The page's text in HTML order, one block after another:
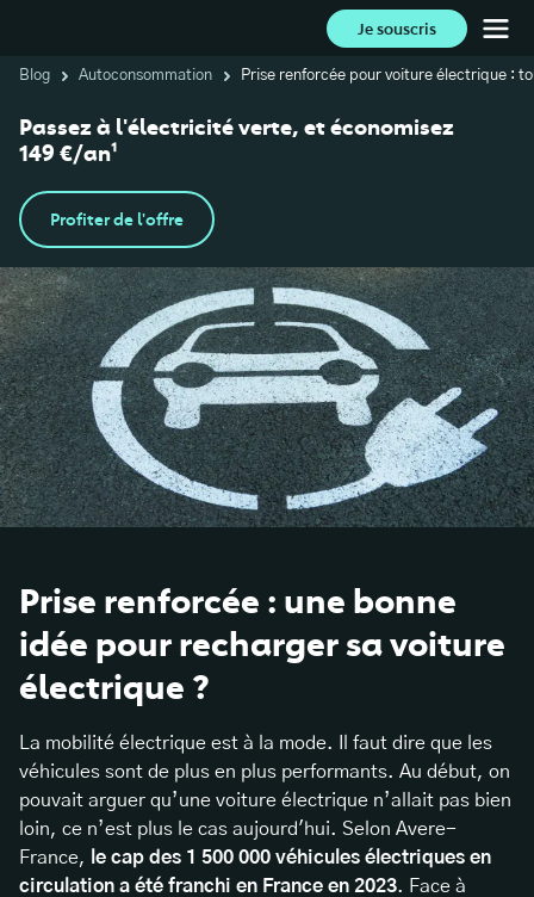
Je souscris
Blog Autoconsommation Prise renforcée pour voiture électrique :
Passez à l'électricité verte, et économisez
149 €/an¹
Profiter de l'offre
Prise renforcée : une bonne
idée pour recharger sa voiture
électrique ?
La mobilité électrique est à la mode. Il faut dire que les
véhicules sont de plus en plus performants. Au début, on
pouvait arguer qu’une voiture électrique n’allait pas bien
loin, ce n’est plus le cas aujourd'hui. Selon Avere-
France,
le cap des 1 500 000 véhicules électriques en
circulation a été franchi en France en 2023. Face à